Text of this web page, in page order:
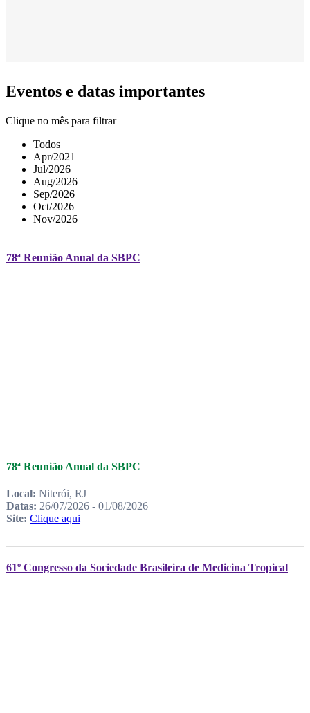
Eventos e datas importantes
Clique no mês para filtrar
Todos
Apr/2021
Jul/2026
Aug/2026
Sep/2026
Oct/2026
Nov/2026
78ª Reunião Anual da SBPC
78ª Reunião Anual da SBPC
Local: Niterói, RJ
Datas: 26/07/2026 - 01/08/2026
Site: Clique aqui
61º Congresso da Sociedade Brasileira de Medicina Tropical